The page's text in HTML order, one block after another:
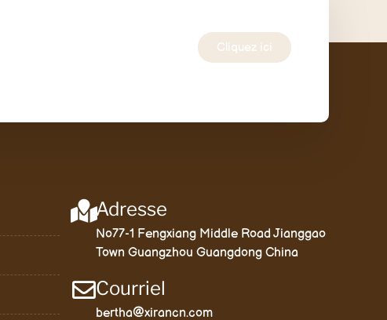
Cliquez ici
Adresse
No77-1 Fengxiang Middle Road Jianggao
Town Guangzhou Guangdong China
Courriel
bertha@xirancn.com